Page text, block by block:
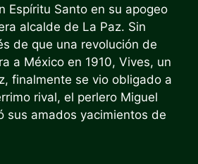
Espíritu Santo en su apogeo
alcalde de La Paz. Sin
de que una revolución de
a México en 1910, Vives, un
finalmente se vio obligado a
rival, el perlero Miguel
sus amados yacimientos de